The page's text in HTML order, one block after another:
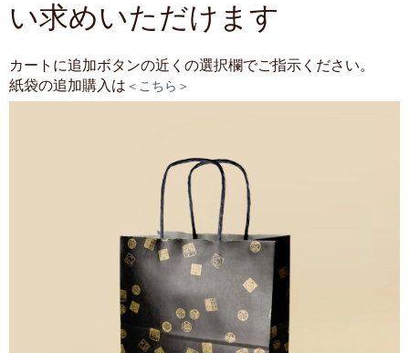
い求めいただけます
カートに追加ボタンの近くの選択欄でご指示ください。
紙袋の追加購入は ＜こちら＞